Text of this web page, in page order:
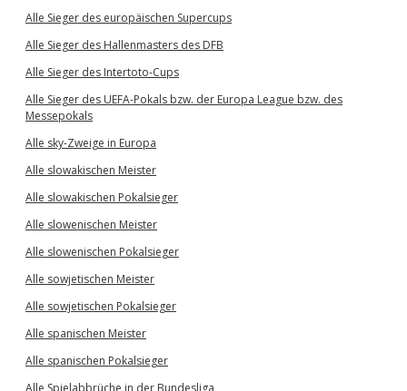
Alle Sieger des europäischen Supercups
Alle Sieger des Hallenmasters des DFB
Alle Sieger des Intertoto-Cups
Alle Sieger des UEFA-Pokals bzw. der Europa League bzw. des
Messepokals
Alle sky-Zweige in Europa
Alle slowakischen Meister
Alle slowakischen Pokalsieger
Alle slowenischen Meister
Alle slowenischen Pokalsieger
Alle sowjetischen Meister
Alle sowjetischen Pokalsieger
Alle spanischen Meister
Alle spanischen Pokalsieger
Alle Spielabbrüche in der Bundesliga